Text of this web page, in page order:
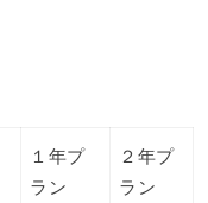
１年プ
ラン
２年プ
ラン